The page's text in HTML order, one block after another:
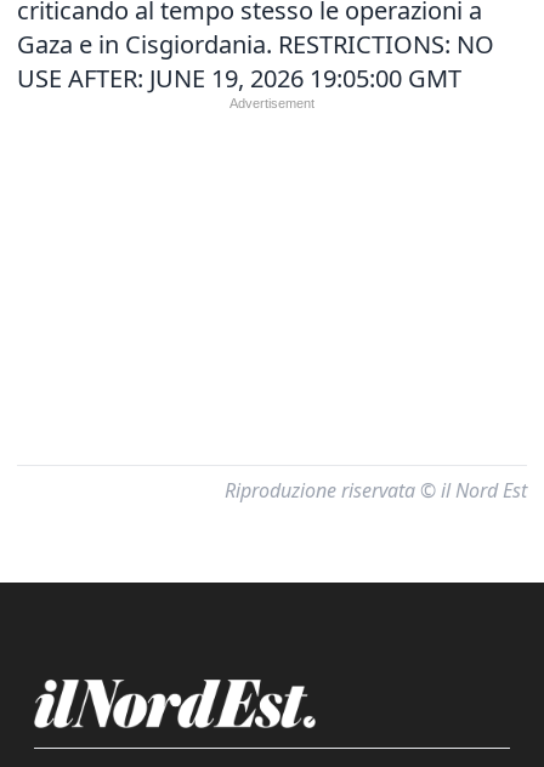
criticando al tempo stesso le operazioni a
Gaza e in Cisgiordania. RESTRICTIONS: NO
USE AFTER: JUNE 19, 2026 19:05:00 GMT
Riproduzione riservata © il Nord Est